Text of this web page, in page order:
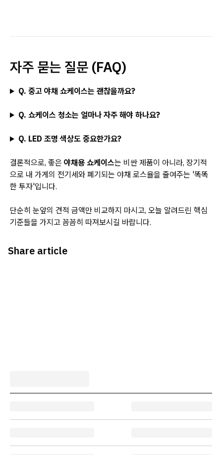
자주 묻는 질문 (FAQ)
Q. 중고 야채 쇼케이스는 괜찮을까요?
Q. 쇼케이스 청소는 얼마나 자주 해야 하나요?
Q. LED 조명 색상도 중요한가요?
결론적으로, 좋은 야채용 쇼케이스는 비싼 제품이 아니라, 장기적
으로 내 가게의 전기세와 폐기되는 야채 로스율을 줄여주는 '똑똑
한 투자'입니다.
단순히 눈앞의 견적 금액만 비교하지 마시고, 오늘 알려드린 핵심
기준들을 가지고 꼼꼼히 따져보시길 바랍니다.
Share article